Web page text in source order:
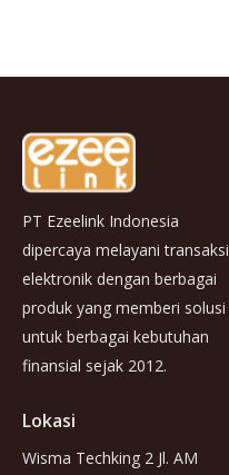
PT Ezeelink Indonesia
dipercaya melayani transaksi
elektronik dengan berbagai
produk yang memberi solusi
untuk berbagai kebutuhan
finansial sejak 2012.
Lokasi
Wisma Techking 2 Jl. AM